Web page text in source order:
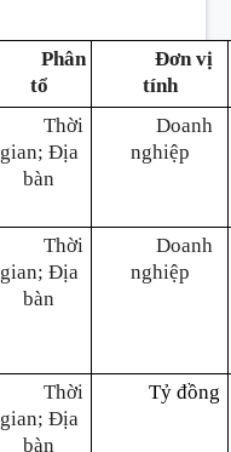
Phân
tổ
Đơn vị
tính
Thời
gian; Địa
bàn
Doanh
nghiệp
Thời
gian; Địa
bàn
Doanh
nghiệp
Thời
gian; Địa
bàn
Tỷ đồng